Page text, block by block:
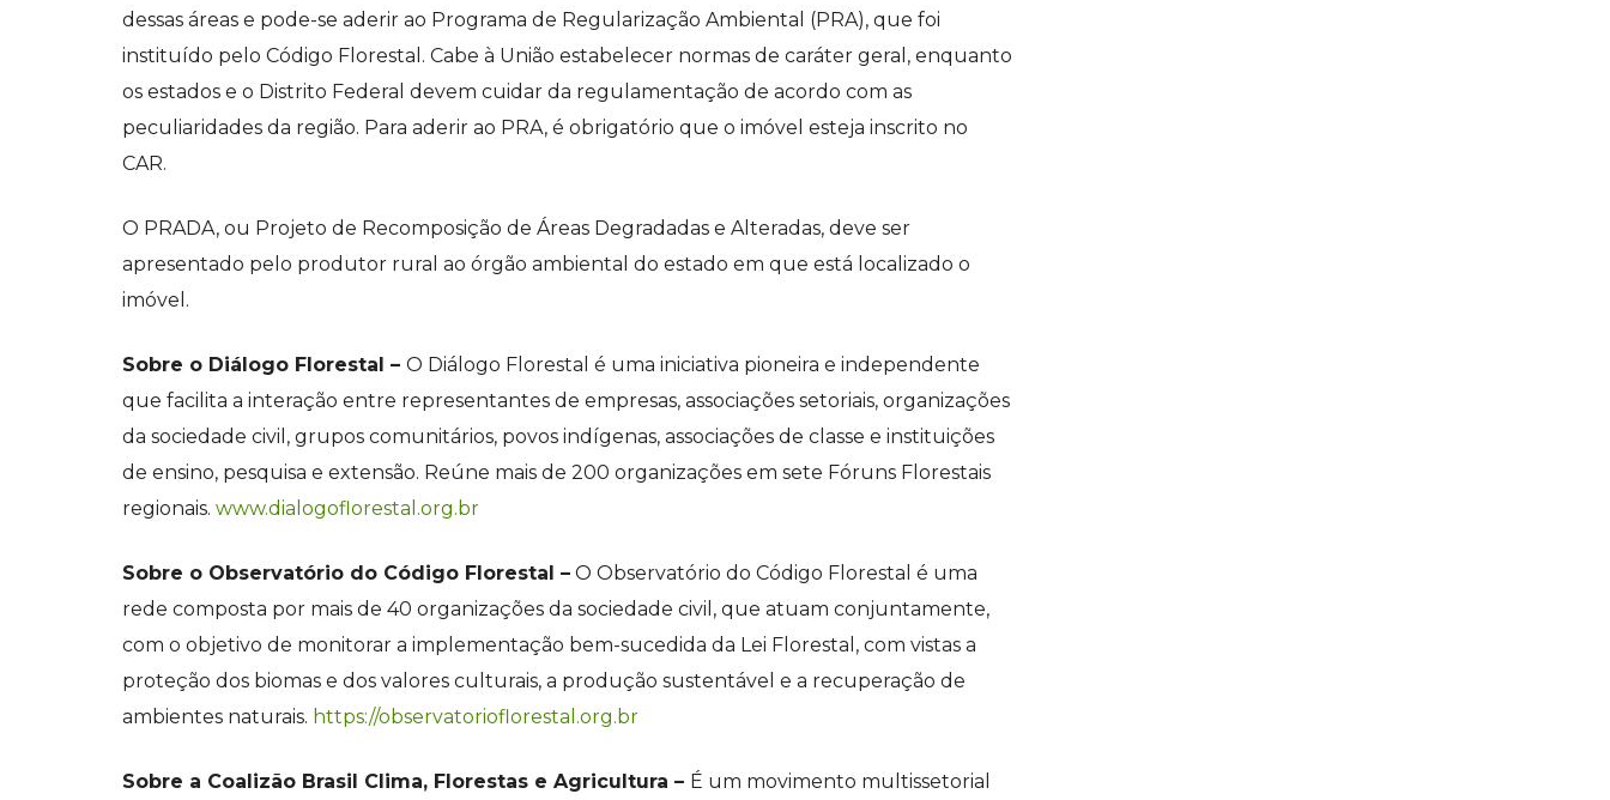
dessas áreas e pode-se aderir ao Programa de Regularização Ambiental (PRA), que foi
instituído pelo Código Florestal. Cabe à União estabelecer normas de caráter geral, enquanto
os estados e o Distrito Federal devem cuidar da regulamentação de acordo com as
peculiaridades da região. Para aderir ao PRA, é obrigatório que o imóvel esteja inscrito no
CAR.
O PRADA, ou Projeto de Recomposição de Áreas Degradadas e Alteradas, deve ser
apresentado pelo produtor rural ao órgão ambiental do estado em que está localizado o
imóvel.
Sobre o Diálogo Florestal – O Diálogo Florestal é uma iniciativa pioneira e independente
que facilita a interação entre representantes de empresas, associações setoriais, organizações
da sociedade civil, grupos comunitários, povos indígenas, associações de classe e instituições
de ensino, pesquisa e extensão. Reúne mais de 200 organizações em sete Fóruns Florestais
regionais. www.dialogoflorestal.org.br
Sobre o Observatório do Código Florestal – O Observatório do Código Florestal é uma
rede composta por mais de 40 organizações da sociedade civil, que atuam conjuntamente,
com o objetivo de monitorar a implementação bem-sucedida da Lei Florestal, com vistas a
proteção dos biomas e dos valores culturais, a produção sustentável e a recuperação de
ambientes naturais. https://observatorioflorestal.org.br
Sobre a Coalizão Brasil Clima, Florestas e Agricultura – É um movimento multissetorial